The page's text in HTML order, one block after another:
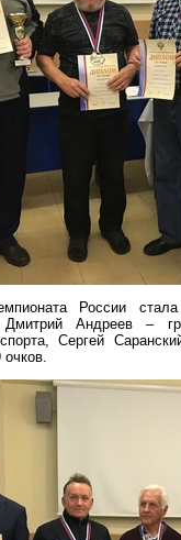
России
Андреев –
Сергей